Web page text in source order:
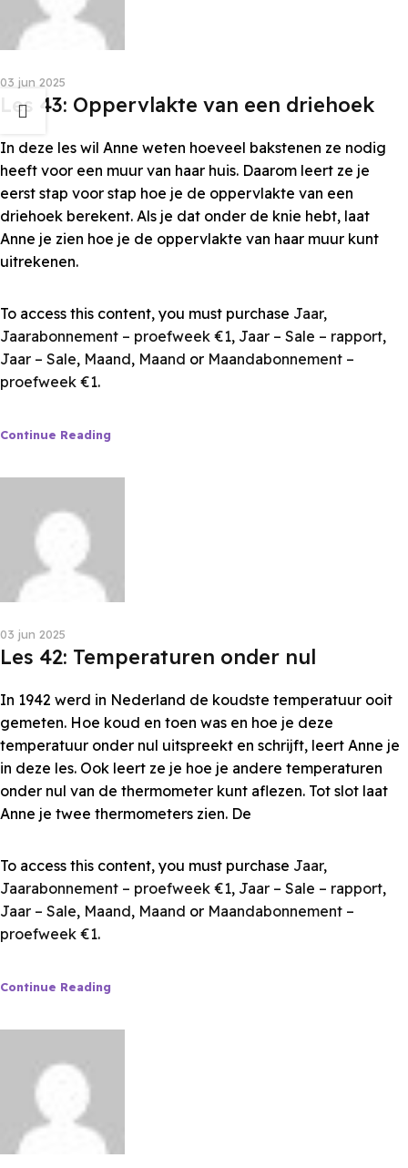
03 jun 2025
Les 43: Oppervlakte van een driehoek
In deze les wil Anne weten hoeveel bakstenen ze nodig
heeft voor een muur van haar huis. Daarom leert ze je
eerst stap voor stap hoe je de oppervlakte van een
driehoek berekent. Als je dat onder de knie hebt, laat
Anne je zien hoe je de oppervlakte van haar muur kunt
uitrekenen.
To access this content, you must purchase Jaar,
Jaarabonnement – proefweek €1, Jaar – Sale – rapport,
Jaar – Sale, Maand, Maand or Maandabonnement –
proefweek €1.
Continue Reading
03 jun 2025
Les 42: Temperaturen onder nul
In 1942 werd in Nederland de koudste temperatuur ooit
gemeten. Hoe koud en toen was en hoe je deze
temperatuur onder nul uitspreekt en schrijft, leert Anne je
in deze les. Ook leert ze je hoe je andere temperaturen
onder nul van de thermometer kunt aflezen. Tot slot laat
Anne je twee thermometers zien. De
To access this content, you must purchase Jaar,
Jaarabonnement – proefweek €1, Jaar – Sale – rapport,
Jaar – Sale, Maand, Maand or Maandabonnement –
proefweek €1.
Continue Reading